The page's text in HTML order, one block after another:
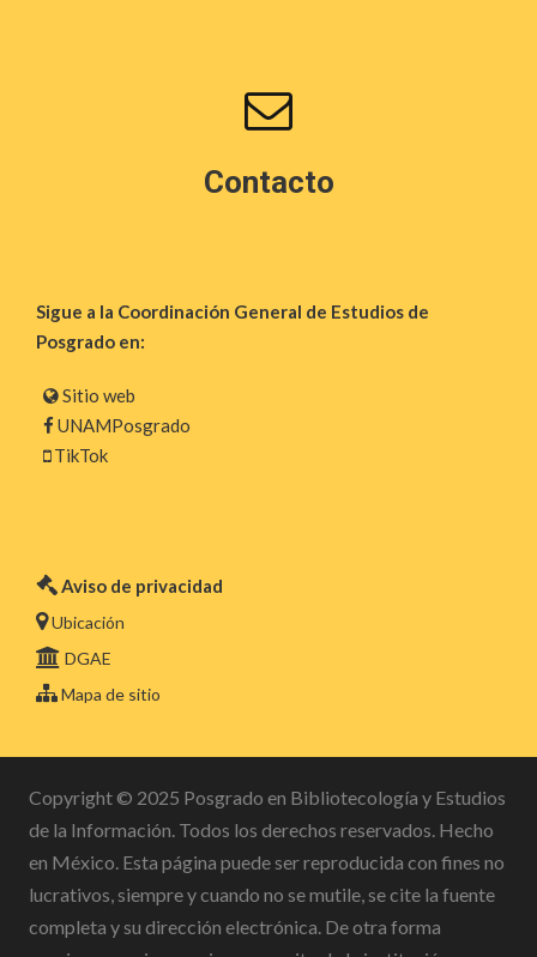
Contacto
Sigue a la Coordinación General de Estudios de
Posgrado en:
Sitio web
UNAMPosgrado
TikTok
Aviso de privacidad
Ubicación
DGAE
Mapa de sitio
Copyright © 2025 Posgrado en Bibliotecología y Estudios
de la Información. Todos los derechos reservados. Hecho
en México. Esta página puede ser reproducida con fines no
lucrativos, siempre y cuando no se mutile, se cite la fuente
completa y su dirección electrónica. De otra forma